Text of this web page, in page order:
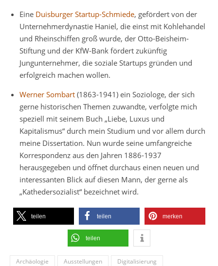
Eine Duisburger Startup-Schmiede, gefördert von der
Unternehmerdynastie Haniel, die einst mit Kohlehandel
und Rheinschiffen groß wurde, der Otto-Beisheim-
Stiftung und der KfW-Bank fördert zukünftig
Jungunternehmer, die soziale Startups gründen und
erfolgreich machen wollen.
Werner Sombart (1863-1941) ein Soziologe, der sich
gerne historischen Themen zuwandte, verfolgte mich
speziell mit seinem Buch „Liebe, Luxus und
Kapitalismus“ durch mein Studium und vor allem durch
meine Dissertation. Nun wurde seine umfangreiche
Korrespondenz aus den Jahren 1886-1937
herausgegeben und öffnet durchaus einen neuen und
interessanten Blick auf diesen Mann, der gerne als
„Kathedersozialist“ bezeichnet wird.
teilen teilen merken
teilen
Archäologie Ausstellungen
Digitalisierung